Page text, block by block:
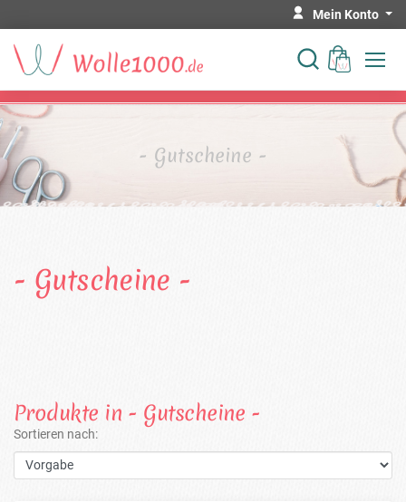
Mein Konto
- Gutscheine -
- Gutscheine -
Produkte in - Gutscheine -
Sortieren nach: